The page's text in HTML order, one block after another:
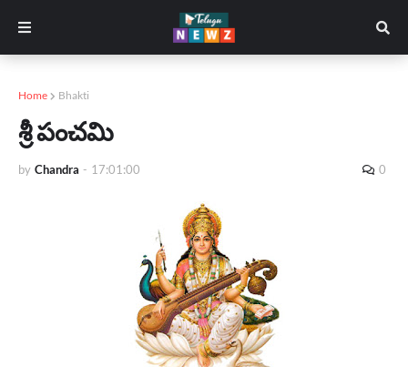
Home Bhakti
శ్రీ పంచమి
by Chandra - 17:01:00 0